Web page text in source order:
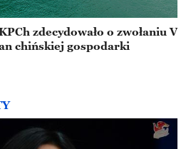
zdecydowało o zwołaniu V
chińskiej gospodarki